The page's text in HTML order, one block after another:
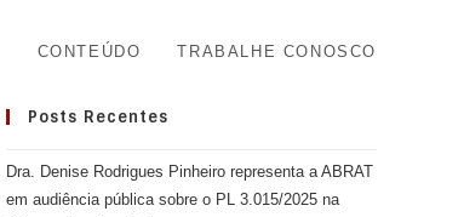
CONTEÚDO TRABALHE CONOSCO
Posts Recentes
Dra. Denise Rodrigues Pinheiro representa a ABRAT
em audiência pública sobre o PL 3.015/2025 na